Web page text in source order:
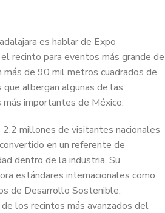
es hablar de Expo
recinto para eventos más grande de
más de 90 mil metros cuadrados de
albergan algunas de las
importantes de México.
2.2 millones de visitantes nacionales
en un referente de
dentro de la industria. Su
estándares internacionales como
de Desarrollo Sostenible,
los recintos más avanzados del